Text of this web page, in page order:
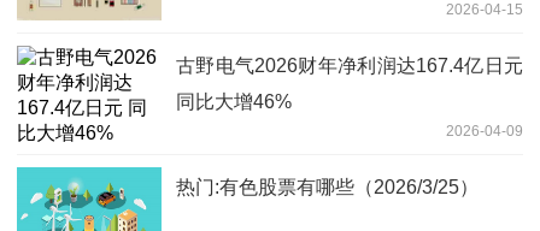
2026-04-15
古野电气2026财年净利润达167.4亿日元
同比大增46%
2026-04-09
热门:有色股票有哪些（2026/3/25）